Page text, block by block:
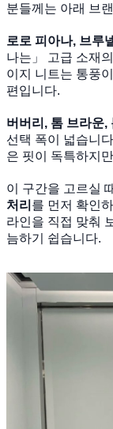
분들께는 아래 브
로로 피아나, 브루
나는」 고급 소재
이지 니트는 통풍
편입니다.
버버리, 톰 브라운,
선택 폭이 넓습니
은 핏이 독특하지
이 구간을 고르실
처리 를 먼저 확인
라인을 직접 맞춰
늠하기 쉽습니다.